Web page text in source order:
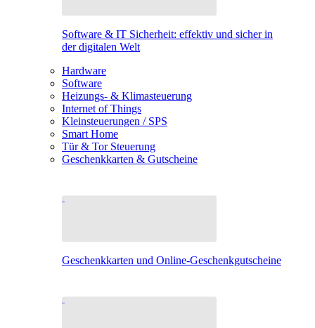
Software & IT Sicherheit: effektiv und sicher in
der digitalen Welt
Hardware
Software
Heizungs- & Klimasteuerung
Internet of Things
Kleinsteuerungen / SPS
Smart Home
Tür & Tor Steuerung
Geschenkkarten & Gutscheine
Geschenkkarten und Online-Geschenkgutscheine